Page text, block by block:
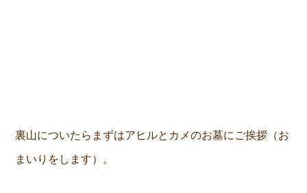
裏山についたらまずはアヒルとカメのお墓にご挨拶（お
まいりをします）。